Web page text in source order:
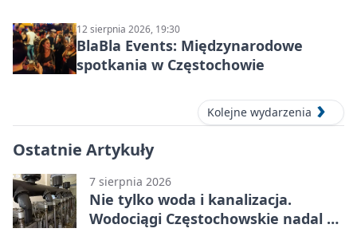
12 sierpnia 2026, 19:30
BlaBla Events: Międzynarodowe
spotkania w Częstochowie
Kolejne wydarzenia
Ostatnie Artykuły
7 sierpnia 2026
Nie tylko woda i kanalizacja.
Wodociągi Częstochowskie nadal w